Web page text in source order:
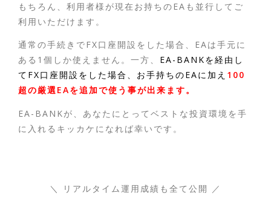
もちろん、利用者様が現在お持ちのEAも並行してご
利用いただけます。
通常の手続きでFX口座開設をした場合、EAは手元に
ある1個しか使えません。一方、 EA-BANKを経由し
てFX口座開設をした場合、お手持ちのEAに加え 100
超の厳選EAを追加で使う事が出来ます。
EA-BANKが、あなたにとってベストな投資環境を手
に入れるキッカケになれば幸いです。
＼ リアルタイム運用成績も全て公開 ／